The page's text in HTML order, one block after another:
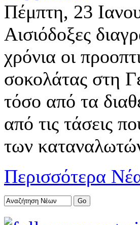
Πέμπτη, 23
Αισιόδοξες
χρόνια οι
σοκολάτας στη
τόσο από τα
από τις τάσεις
των
Περισσότερα